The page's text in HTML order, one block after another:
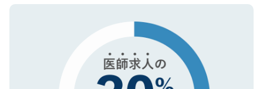
で、機密保持に関してもご安心ください。
ので、まずはご登録ください。